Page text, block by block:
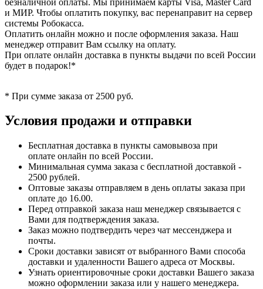
и МИР. Чтобы оплатить покупку, вас перенаправит на сервер
системы Робокасса.
Оплатить онлайн можно и после оформления заказа. Наш
менеджер отправит Вам ссылку на оплату.
При оплате онлайн доставка в пункты выдачи по всей России
будет в подарок!*
* При сумме заказа от 2500 руб.
Условия продажи и отправки
Бесплатная доставка в пункты самовывоза при
оплате онлайн по всей России.
Минимальная сумма заказа с бесплатной доставкой -
2500 рублей.
Оптовые заказы отправляем в день оплаты заказа при
оплате до 16.00.
Перед отправкой заказа наш менеджер связывается с
Вами для подтверждения заказа.
Заказ можно подтвердить через чат мессенджера и
почты.
Сроки доставки зависят от выбранного Вами способа
доставки и удаленности Вашего адреса от Москвы.
Узнать ориентировочные сроки доставки Вашего заказа
можно оформлении заказа или у нашего менеджера.